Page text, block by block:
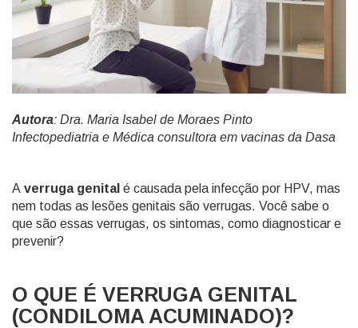
Autora: Dra. Maria Isabel de Moraes Pinto
Infectopediatria e Médica consultora em vacinas da Dasa
A verruga genital é causada pela infecção por HPV, mas
nem todas as lesões genitais são verrugas. Você sabe o
que são essas verrugas, os sintomas, como diagnosticar e
prevenir?
O QUE É VERRUGA GENITAL
(CONDILOMA ACUMINADO)?